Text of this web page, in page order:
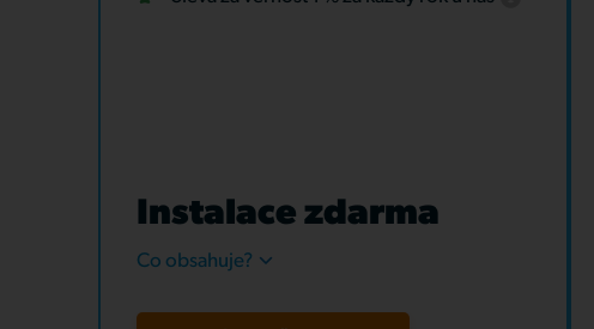
Instalace zdarma
Co obsahuje?